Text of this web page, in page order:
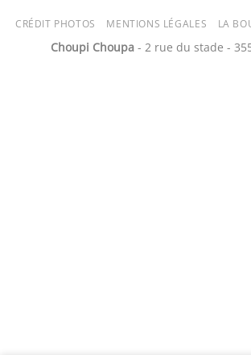
CRÉDIT PHOTOS MENTIONS LÉGALES LA
Choupi Choupa- 2 rue du stade -